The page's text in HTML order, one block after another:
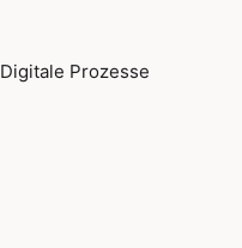
Digitale Prozesse